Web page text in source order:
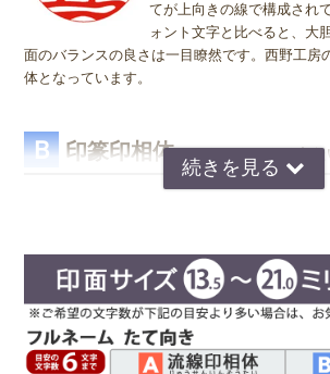
の多量の樹脂を含み、腐敗の脅威から免れてい
この技術を用いることで、従来、スギ材の欠点
さ、非均質性を克服し、丈夫で傷が付きにくく
分すぎるほどの強度を得ることができました。
また、木材繊維をそのままの形で残しているこ
大切な「綺麗な印影」を得ることができるので
てが上向きの線で構成され
ォント文字と比べると、大
面のバランスの良さは一目瞭然です。西野工房
体となっています。
Ｂ 印篆印相体 （いんてんいんそうた
ンスをとるのが難しいので
字を折り曲げ、空間を埋め
す。直線基調の印影は、気
好まれています。定評のある西野センスで全体
に収めます。